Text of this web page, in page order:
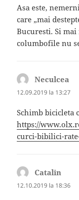
Asa este,
care „mai
Bucuresti. Si
columbofile nu
Neculcea
12.09.2019 la 13:27
Schimb bicicleta
https://
curci-bibilici-
Catalin
12.10.2019 la 18:36